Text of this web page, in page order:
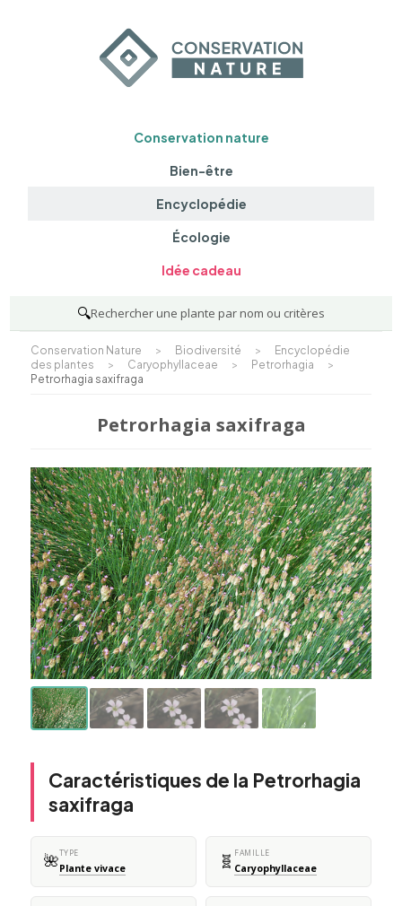
Conservation nature
Bien-être
Encyclopédie
Écologie
Idée cadeau
🔍Rechercher une plante par nom ou critères
Conservation Nature > Biodiversité >
Encyclopédie
des plantes
> Caryophyllaceae > Petrorhagia
>
Petrorhagia saxifraga
Petrorhagia saxifraga
Caractéristiques de la Petrorhagia
saxifraga
🌺TYPE
Plante vivace 🧬 FAMILLE
Caryophyllaceae